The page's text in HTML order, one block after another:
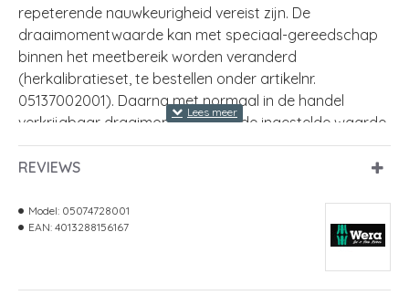
repeterende nauwkeurigheid vereist zijn. De
draaimomentwaarde kan met speciaal-gereedschap
binnen het meetbereik worden veranderd
(herkalibratieset, te bestellen onder artikelnr.
05137002001). Daarna met normaal in de handel
verkrijgbaar draaimomenttester de ingestelde waarde
controleren. Onbegrensd losdraaimoment voor het
losdraaien van vastzittende schroeven. Rapidaptor-
bit mogelijk. Geschikt voor bits met 1/4" buitenzeskant-
aandrijving conform DIN ISO 1173-C 6,3 en E 6,3 (ISO
geïntegreerde harde en zachte delen voor een hoge
REVIEWS
Model: 05074728001
EAN: 4013288156167